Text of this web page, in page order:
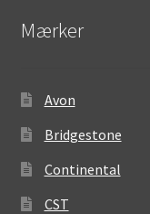
Mærker
Avon
Bridgestone
Continental
CST